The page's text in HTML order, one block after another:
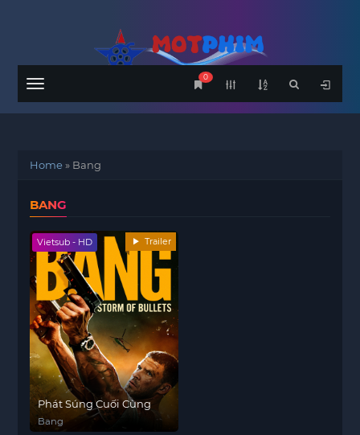
Menu
0
Home» Bang
BANG
Vietsub - HD Trailer
Phát Súng Cuối Cùng
Bang